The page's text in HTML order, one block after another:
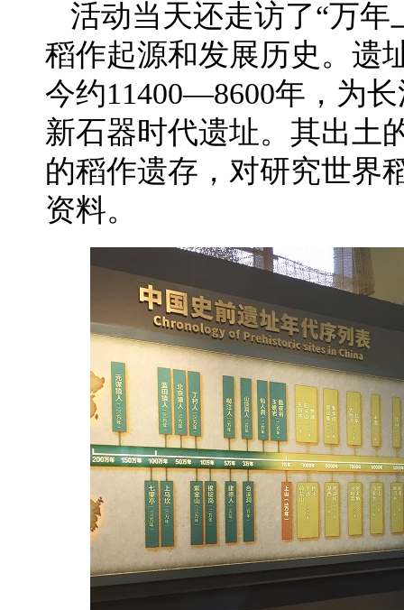
活动当天还走访了“万年
稻作起源和发展历史。遗
今约11400—8600年，为
新石器时代遗址。其出土
的稻作遗存，对研究世界
资料。